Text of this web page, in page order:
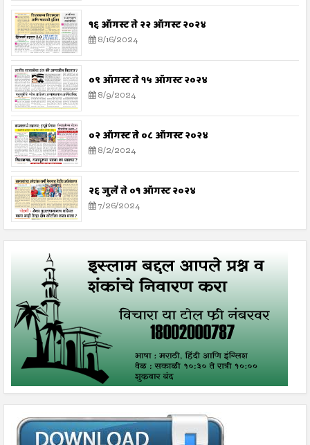
१६ ऑगस्ट ते २२ ऑगस्ट २०२४
8/16/2024
०९ ऑगस्ट ते १५ ऑगस्ट २०२४
8/9/2024
०२ ऑगस्ट ते ०८ ऑगस्ट २०२४
8/2/2024
२६ जुलै ते ०१ ऑगस्ट २०२४
7/26/2024